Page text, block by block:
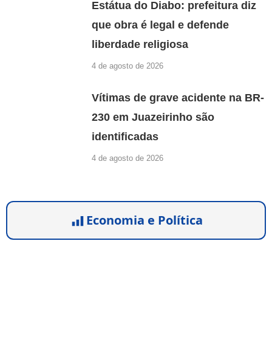
Estátua do Diabo: prefeitura diz
que obra é legal e defende
liberdade religiosa
4 de agosto de 2026
Vítimas de grave acidente na BR-
230 em Juazeirinho são
identificadas
4 de agosto de 2026
Economia e Política